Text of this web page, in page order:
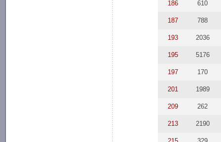
186 610
187 788
193 2036
195 5176
197 170
201 1989
209 262
213 2190